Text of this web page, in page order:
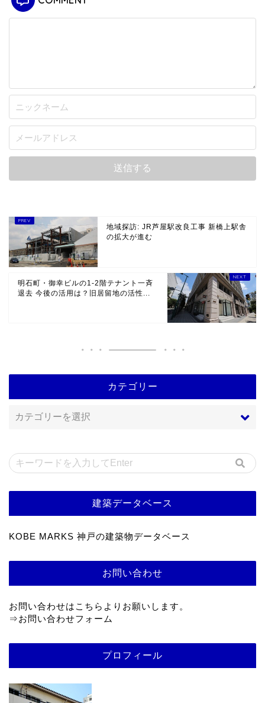
地域探訪: JR芦屋駅改良工事 新橋上駅舎
の拡大が進む
明石町・御幸ビルの1-2階テナント一斉
退去 今後の活用は？旧居留地の活性...
カテゴリー
建築データベース
KOBE MARKS 神戸の建築物データベース
お問い合わせ
お問い合わせはこちらよりお願いします。
⇒お問い合わせフォーム
プロフィール